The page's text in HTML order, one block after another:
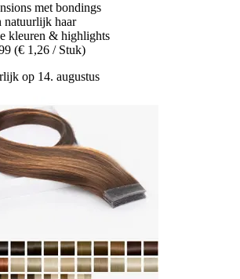
met bondings
natuurlijk haar
kleuren & highlights
(€ 1,26 / Stuk)
op 14. augustus